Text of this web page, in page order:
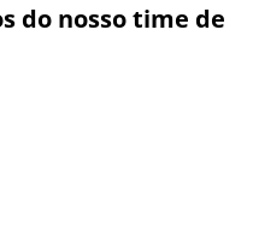
do nosso time de